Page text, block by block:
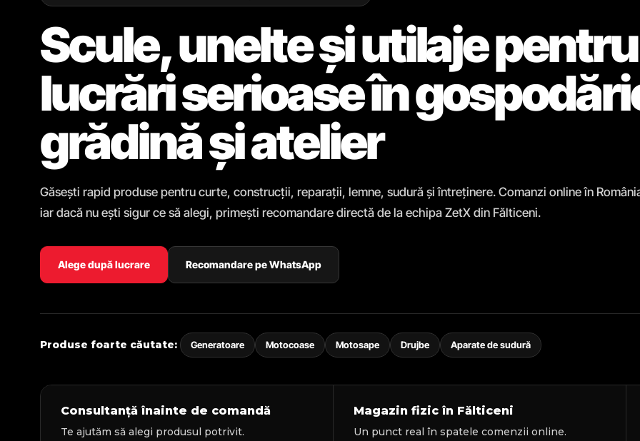
Scule, unelte și utilaje pentru
lucrări serioase în
grădină și atelier
Găsești rapid produse pentru curte, construcții, reparații, lemne, sudură și întreținere. Comanzi online în
iar dacă nu ești sigur ce să alegi, primești recomandare directă de la echipa ZetX din Fălticeni.
Alege după lucrare Recomandare pe WhatsApp
Produse foarte căutate: Generatoare Motocoase Motosape Drujbe Aparate de sudură
Consultanță înainte de comandă
Te ajutăm să alegi produsul potrivit.
Magazin fizic în Fălticeni
Un punct real în spatele comenzii online.